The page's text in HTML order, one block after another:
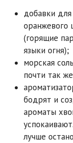
добавки
оранжевого
(горящие
языки огня);
морская
почти так
бодрят и
ароматы
лучше